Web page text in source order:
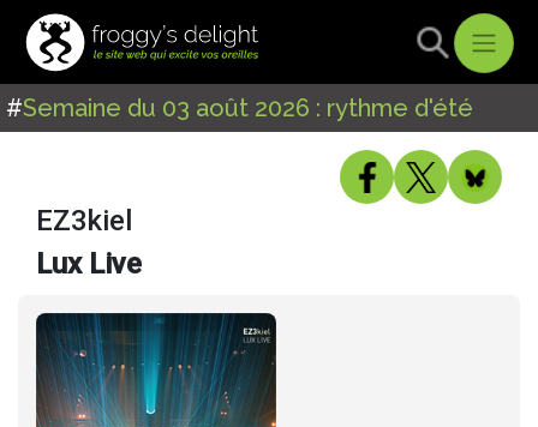
#Semaine du 03 août 2026 : rythme d'été
EZ3kiel
Lux Live